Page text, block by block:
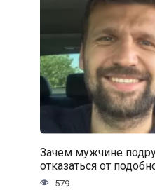
Зачем мужчине
отказаться от
579